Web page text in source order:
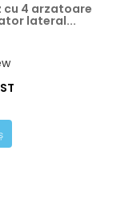
cu 4 arzatoare
lateral...